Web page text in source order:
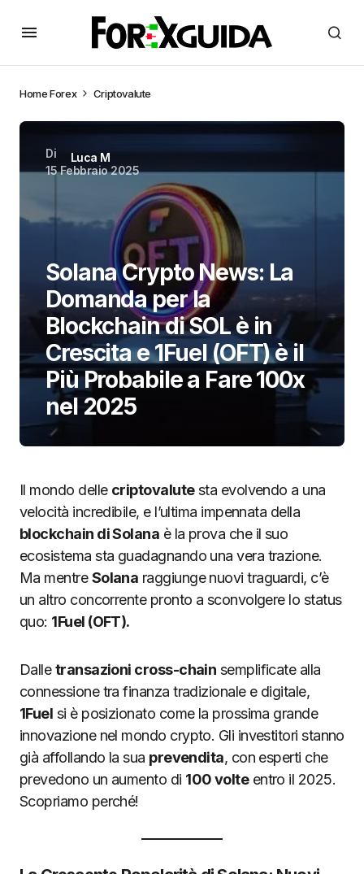
HomeForex Criptovalute
Di
Luca M
15 Febbraio 2025
Solana Crypto News: La
Domanda per la
Blockchain di SOL è in
Crescita e 1Fuel (OFT) è il
Più Probabile a Fare 100x
nel 2025
Il mondo delle criptovalutesta evolvendo a una
velocità incredibile, e l’ultima impennata della
blockchain di Solana è la prova che il suo
ecosistema sta guadagnando una vera trazione.
Ma mentreSolana raggiunge nuovi traguardi, c’è
un altro concorrente pronto a sconvolgere lo status
quo: 1Fuel (OFT).
Dalletransazioni cross-chain semplificate alla
connessione tra finanza tradizionale e digitale,
1Fuel si è posizionato come la prossima grande
innovazione nel mondo crypto. Gli investitori stanno
già affollando la sua prevendita, con esperti che
prevedono un aumento di 100 volteentro il 2025.
Scopriamo perché!